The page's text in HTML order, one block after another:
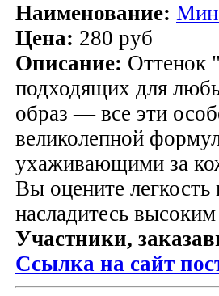
Наименование:
Цена: 280 руб
Описание: Оттенок
подходящих для
образ — все эти
великолепной
ухаживающими за
Вы оцените
насладитесь
Участники,
Ссылка на сайт